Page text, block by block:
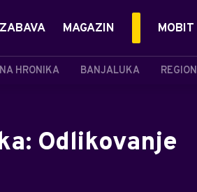
HRONIKA BANJALUKA REGION
ZABAVA MAGAZIN MOBIT
Odlikovanje